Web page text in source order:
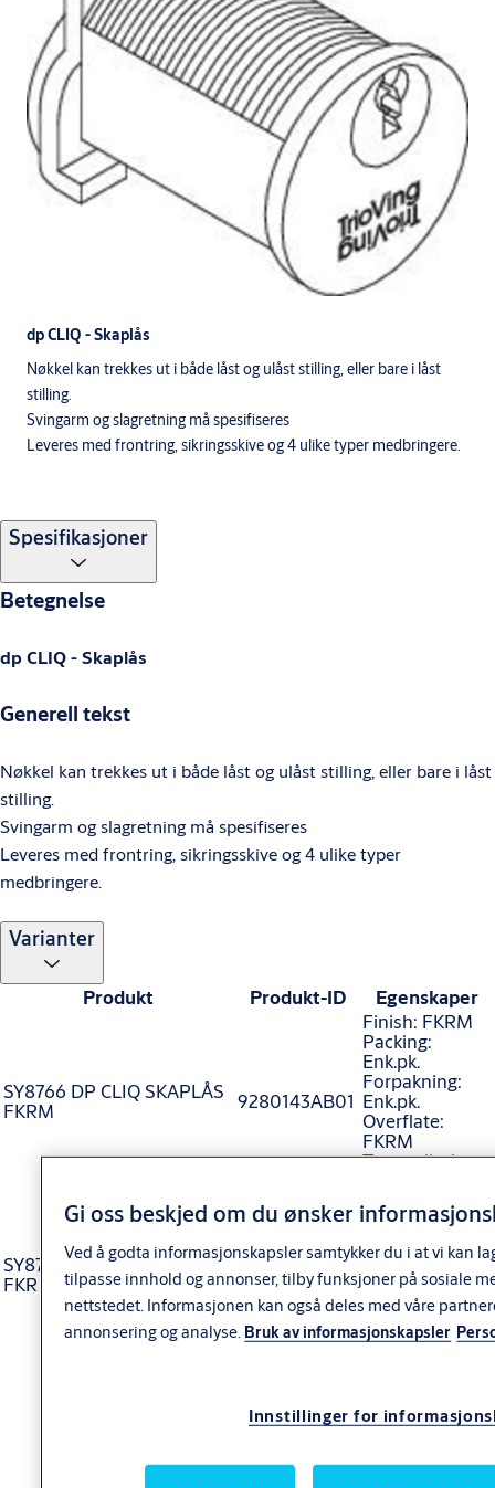
dp CLIQ - Skaplås
Nøkkel kan trekkes ut i både låst og ulåst stilling, eller bare i låst
stilling.
Svingarm og slagretning må spesifiseres
Leveres med frontring, sikringsskive og 4 ulike typer medbringere.
Spesifikasjoner
Betegnelse
dp CLIQ - Skaplås
Generell tekst
Nøkkel kan trekkes ut i både låst og ulåst stilling, eller bare i låst
stilling.
Svingarm og slagretning må spesifiseres
Leveres med frontring, sikringsskive og 4 ulike typer
medbringere.
Varianter
Produkt Produkt-ID Egenskaper
SY8766 DP CLIQ SKAPLÅS
FKRM 9280143AB01
Finish: FKRM
Packing:
Enk.pk.
Forpakning:
Enk.pk.
Overflate:
FKRM
Type sylinder:
SY8766 DP CLIQ SKAPLÅS
FKR 9280143AB04
Finish: Fkr
Packing:
Enk.pk.
Forpakning:
Enk.pk.
Overflate: FKR
Type sylinder:
System
Gi oss beskjed om du ønsker
Ved å godta informasjonskapsler samtykker du i at vi kan
tilpasse innhold og annonser, tilby funksjoner på sosiale
nettstedet. Informasjonen kan også deles med våre
annonsering og analyse. Bruk av informasjonskapsler
Innstillinger for